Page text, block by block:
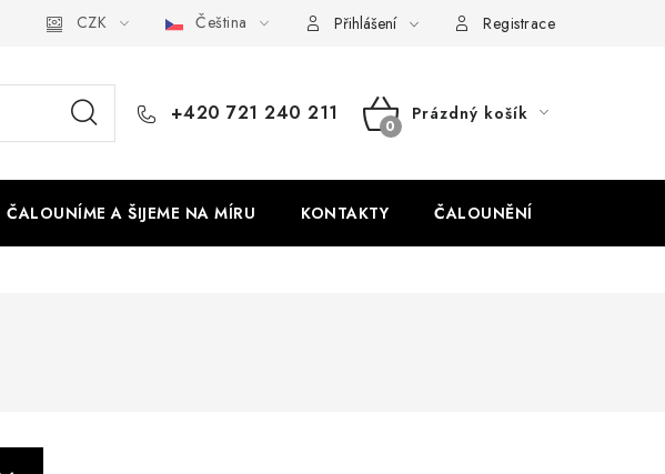
Ochrana osobních údajů Odstoupení od smlouvy
CZK Čeština Přihlášení Registrace
+420 721 240 211
NÁKUPNÍ
Prázdný košík
ČALOUNÍME A ŠIJEME NA MÍRU KONTAKTY ČALOUNĚNÍ